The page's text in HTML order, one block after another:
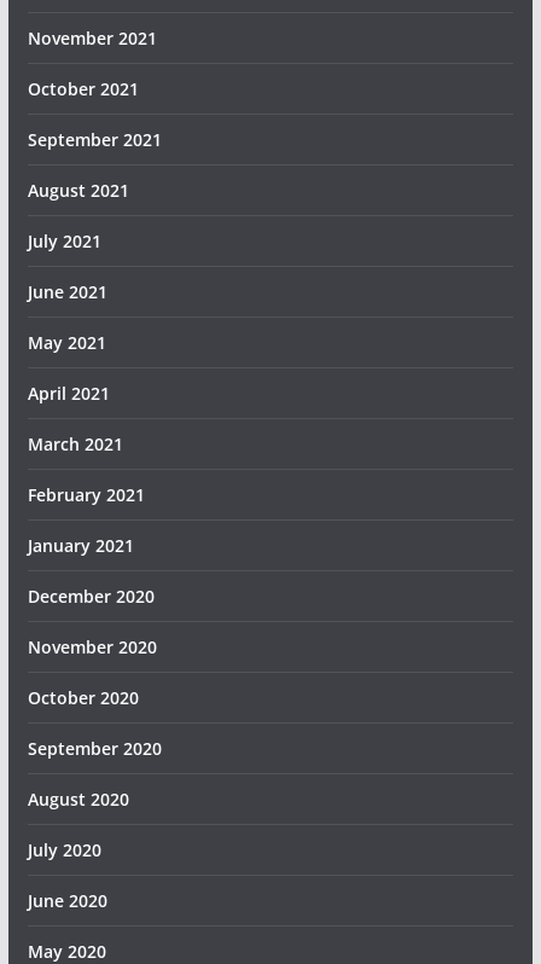
November 2021
October 2021
September 2021
August 2021
July 2021
June 2021
May 2021
April 2021
March 2021
February 2021
January 2021
December 2020
November 2020
October 2020
September 2020
August 2020
July 2020
June 2020
May 2020